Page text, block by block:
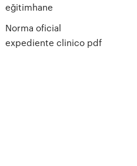
eğitimhane
Norma oficial
expediente clinico pdf